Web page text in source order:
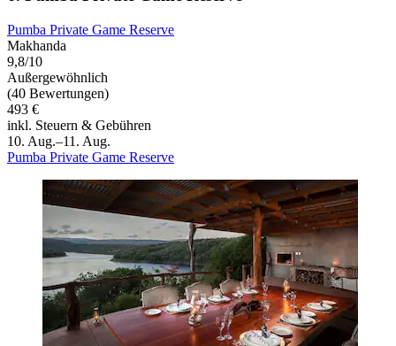
Pumba Private Game Reserve
Makhanda
9,8/10
Außergewöhnlich
(40 Bewertungen)
493 €
inkl. Steuern & Gebühren
10. Aug.–11. Aug.
Pumba Private Game Reserve